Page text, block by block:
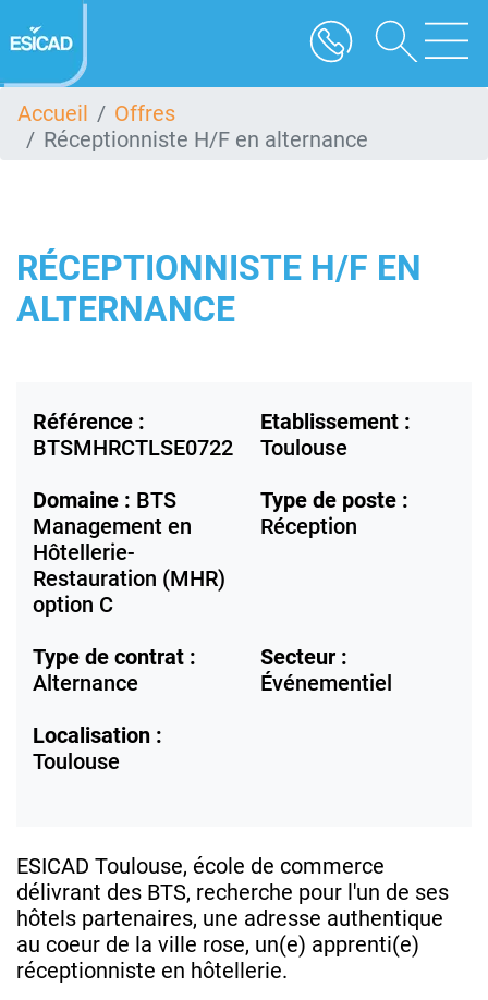
au
contenu
Accueil
Offres
Réceptionniste H/F en alternance
RÉCEPTIONNISTE H/F EN
ALTERNANCE
Référence :
BTSMHRCTLSE0722
Etablissement :
Toulouse
Domaine : BTS
Management en
Hôtellerie-
Restauration (MHR)
option C
Type de poste :
Réception
Type de contrat :
Alternance
Secteur :
Événementiel
Localisation :
Toulouse
ESICAD Toulouse, école de commerce
délivrant des BTS, recherche pour l'un de ses
hôtels partenaires, une adresse authentique
au coeur de la ville rose, un(e) apprenti(e)
réceptionniste en hôtellerie.